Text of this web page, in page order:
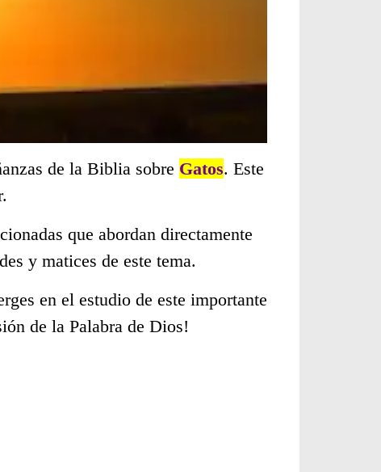
de la Biblia sobre Gatos. Este
que abordan directamente
y matices de este tema.
en el estudio de este importante
de la Palabra de Dios!